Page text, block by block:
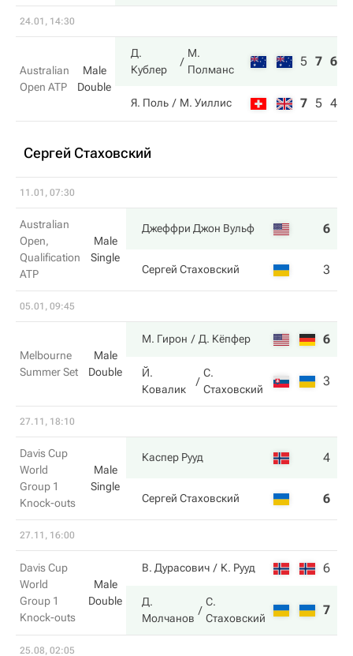
24.01, 14:30
Australian
Open ATP
Male
Double
Д.
Кублер
М.
Полманс
5 7 6
Я. Поль М. Уиллис 7 5 4
Сергей Стаховский
11.01, 07:30
Australian
Open,
Qualification
ATP
Male
Single
Джеффри Джон Вульф 6
Сергей Стаховский 3
05.01, 09:45
Melbourne
Summer Set
Male
Double
М. Гирон Д. Кёпфер 6
Й.
Ковалик
С.
Стаховский
3
27.11, 18:10
Davis Cup
World
Group 1
Knock-outs
Male
Single
Каспер Рууд 4
Сергей Стаховский 6
27.11, 16:00
Davis Cup
World
Group 1
Knock-outs
Male
Double
В. Дурасович К. Рууд 6
Д.
Молчанов
С.
Стаховский
7
25.08, 02:05